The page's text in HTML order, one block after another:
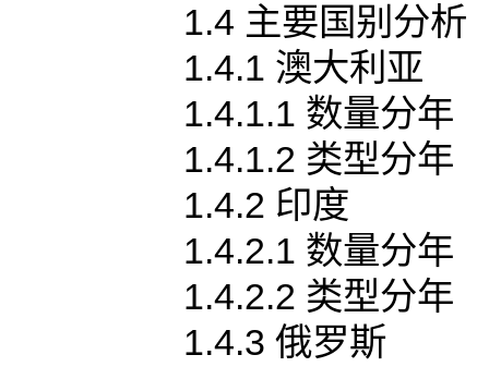
1.4 主要国别分析
1.4.1 澳大利亚
1.4.1.1 数量分年
1.4.1.2 类型分年
1.4.2 印度
1.4.2.1 数量分年
1.4.2.2 类型分年
1.4.3 俄罗斯